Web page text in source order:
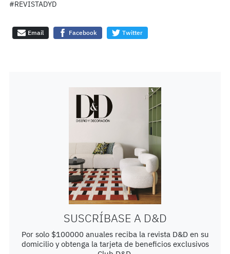
#REVISTADYD
Email Facebook Twitter
SUSCRÍBASE A D&D
Por solo $100000 anuales reciba la revista D&D en su
domicilio y obtenga la tarjeta de beneficios exclusivos